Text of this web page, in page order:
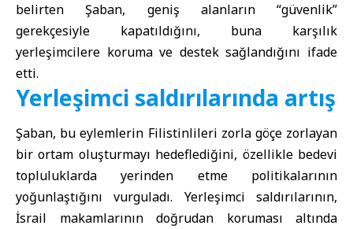
belirten Şaban, geniş alanların “güvenlik”
gerekçesiyle kapatıldığını, buna karşılık
yerleşimcilere koruma ve destek sağlandığını ifade
etti.
Yerleşimci saldırılarında artış
Şaban, bu eylemlerin Filistinlileri zorla göçe zorlayan
bir ortam oluşturmayı hedeflediğini, özellikle bedevi
topluluklarda yerinden etme politikalarının
yoğunlaştığını vurguladı. Yerleşimci saldırılarının,
İsrail makamlarının doğrudan koruması altında